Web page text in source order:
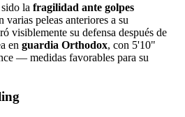
la fragilidad ante golpes
peleas anteriores a su
visiblemente su defensa después de
en guardia Orthodox, con 5'10"
— medidas favorables para su